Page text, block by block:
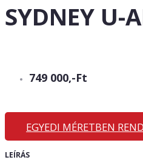
SYDNEY U-
749 000,-Ft
EGYEDI MÉRETBEN
LEÍRÁS